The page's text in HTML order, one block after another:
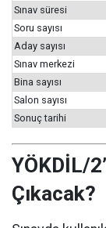
Sınav süresi
Soru sayısı
Aday sayısı
Sınav merkezi
Bina sayısı
Salon sayısı
Sonuç tarihi
YÖKDİL/
Çıkacak?